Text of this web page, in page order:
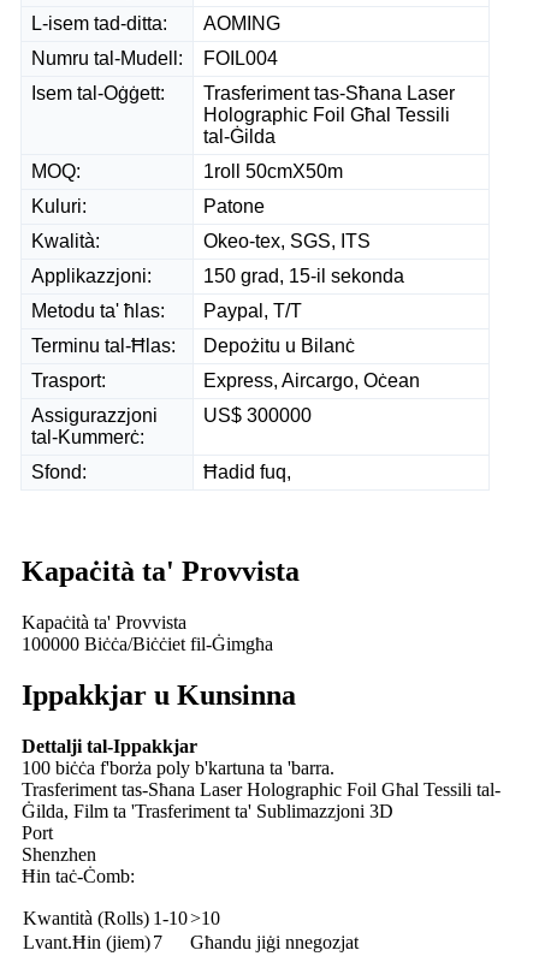
L-isem tad-ditta:
AOMING
Numru tal-Mudell:
FOIL004
Isem tal-Oġġett:
Trasferiment tas-Sħana Laser
Holographic Foil Għal Tessili
tal-Ġilda
MOQ:
1roll 50cmX50m
Kuluri:
Patone
Kwalità:
Okeo-tex, SGS, ITS
Applikazzjoni:
150 grad, 15-il sekonda
Metodu ta' ħlas:
Paypal, T/T
Terminu tal-Ħlas:
Depożitu u Bilanċ
Trasport:
Express, Aircargo, Oċean
Assigurazzjoni
tal-Kummerċ:
US$ 300000
Sfond: Ħadid fuq,
Kapaċità ta' Provvista
Kapaċità ta' Provvista
100000 Biċċa/Biċċiet fil-Ġimgħa
Ippakkjar u Kunsinna
Dettalji tal-Ippakkjar
100 biċċa f'borża poly b'kartuna ta 'barra.
Trasferiment tas-Sħana Laser Holographic Foil Għal Tessili tal-
Ġilda, Film ta 'Trasferiment ta' Sublimazzjoni 3D
Port
Shenzhen
Ħin taċ-Ċomb:
Kwantità (Rolls) 1-10>10
Lvant.Ħin (jiem)7 Għandu jiġi nnegozjat